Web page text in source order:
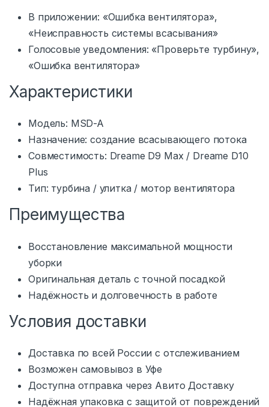
В приложении: «Ошибка вентилятора»,
«Неисправность системы всасывания»
Голосовые уведомления: «Проверьте турбину»,
«Ошибка вентилятора»
Характеристики
Модель: MSD-A
Назначение: создание всасывающего потока
Совместимость: Dreame D9 Max / Dreame D10
Plus
Тип: турбина / улитка / мотор вентилятора
Преимущества
Восстановление максимальной мощности
уборки
Оригинальная деталь с точной посадкой
Надёжность и долговечность в работе
Условия доставки
Доставка по всей России с отслеживанием
Возможен самовывоз в Уфе
Доступна отправка через Авито Доставку
Надёжная упаковка с защитой от повреждений